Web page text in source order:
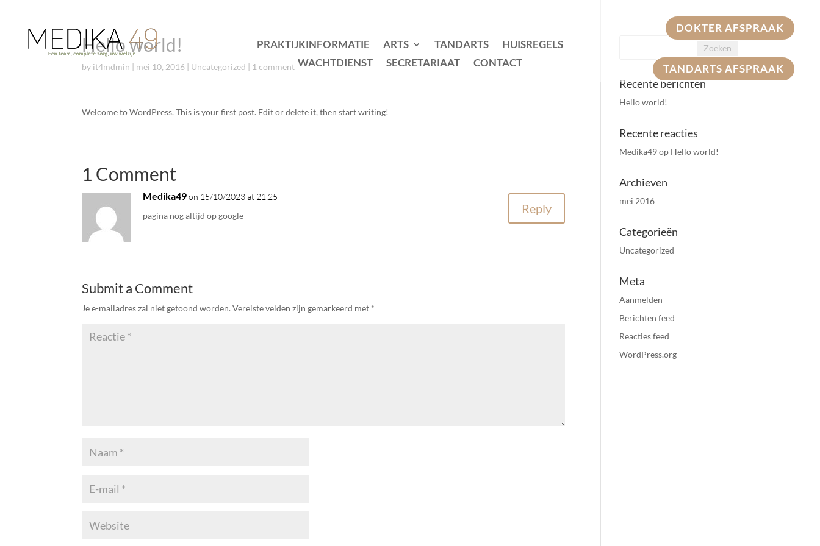
PRAKTIJKINFORMATIE ARTS TANDARTS
HUISREGELS
WACHTDIENST
SECRETARIAAT CONTACT
DOKTER AFSPRAAK
TANDARTS AFSPRAAK
Hello world!
by it4mdmin | mei 10, 2016 | Uncategorized | 1 comment
Welcome to WordPress. This is your first post. Edit or delete it, then start writing!
1 Comment
Medika49 on 15/10/2023 at 21:25
pagina nog altijd op google
Reply
Submit a Comment
Je e-mailadres zal niet getoond worden. Vereiste velden zijn gemarkeerd met *
Recente berichten
Hello world!
Recente reacties
Medika49op Hello world!
Archieven
mei 2016
Categorieën
Uncategorized
Meta
Aanmelden
Berichten feed
Reacties feed
WordPress.org